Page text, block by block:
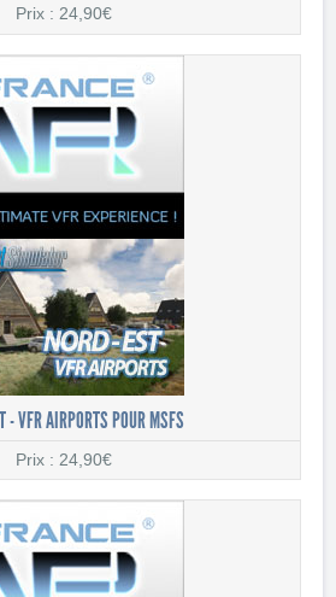
Prix : 24,90€
- VFR AIRPORTS POUR MSFS
Prix : 24,90€